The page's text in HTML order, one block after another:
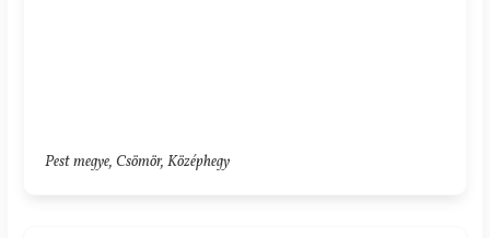
Pest megye, Csömör, Középhegy